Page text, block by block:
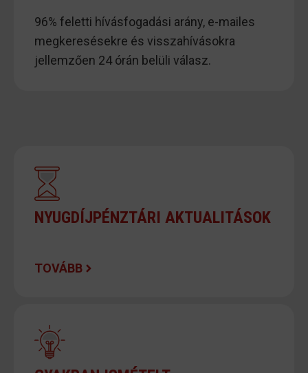
96% feletti hívásfogadási arány, e-mailes
megkeresésekre és visszahívásokra
jellemzően 24 órán belüli válasz.
NYUGDÍJPÉNZTÁRI AKTUALITÁSOK
TOVÁBB